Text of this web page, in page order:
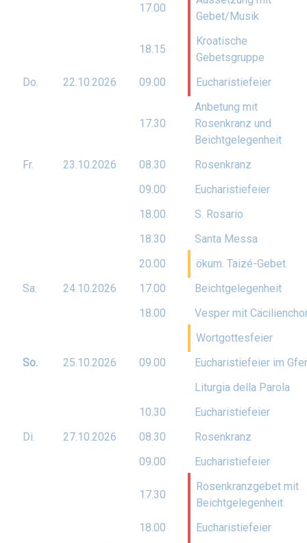
17.00
Gebet/Musik
18.15
Kroatische
Gebetsgruppe
Do.
22.10.2026 09.00 Eucharistiefeier
17.30
Anbetung mit
Rosenkranz und
Beichtgelegenheit
Fr.
23.10.2026 08.30
Rosenkranz
09.00
Eucharistiefeier
18.00
S. Rosario
18.30
Santa Messa
20.00
ökum. Taizé-Gebet
Sa.
24.10.2026 17.00
Beichtgelegenheit
18.00
Vesper mit
Wortgottesfeier
So.
25.10.2026 09.00
Eucharistiefeier im
Liturgia della Parola
10.30
Eucharistiefeier
Di.
27.10.2026 08.30
Rosenkranz
09.00
Eucharistiefeier
17.30
Rosenkranzgebet mit
Beichtgelegenheit
18.00
Eucharistiefeier